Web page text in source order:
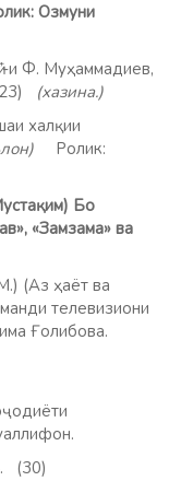
Озмуни
и Ф. Муҳаммадиев,
(хазина.)
халқии
Ролик:
Бо
«Замзама» ва
(Аз ҳаёт ва
телевизиони
Ғолибова.
Г. 24. (30)